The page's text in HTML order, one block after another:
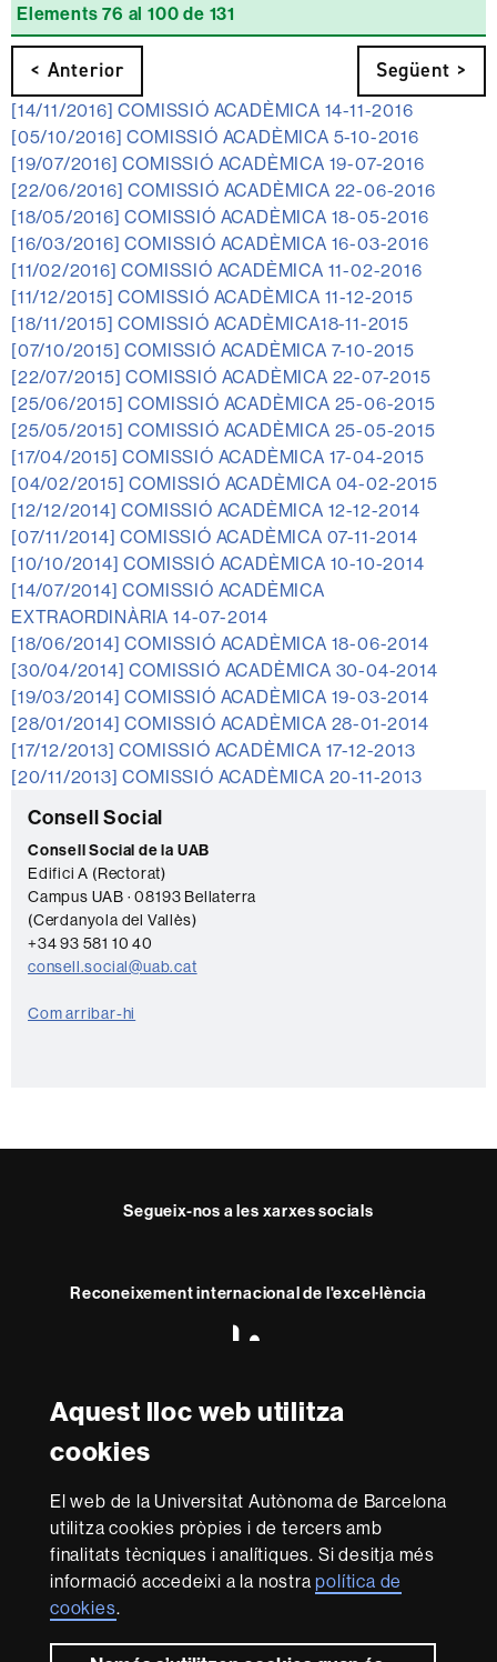
Aquest lloc web utilitza
cookies
El web de la Universitat Autònoma de Barcelona
utilitza cookies pròpies i de tercers amb
finalitats tècniques i analítiques. Si desitja més
informació accedeixi a la nostrapolítica de
cookies.
Elements 76 al 100 de 131
< Anterior Següent >
[14/11/2016] COMISSIÓ ACADÈMICA 14-11-2016
[05/10/2016] COMISSIÓ ACADÈMICA 5-10-2016
[19/07/2016] COMISSIÓ ACADÈMICA 19-07-2016
[22/06/2016] COMISSIÓ ACADÈMICA 22-06-2016
[18/05/2016] COMISSIÓ ACADÈMICA 18-05-2016
[16/03/2016] COMISSIÓ ACADÈMICA 16-03-2016
[11/02/2016] COMISSIÓ ACADÈMICA 11-02-2016
[11/12/2015] COMISSIÓ ACADÈMICA 11-12-2015
[18/11/2015] COMISSIÓ ACADÈMICA18-11-2015
[07/10/2015] COMISSIÓ ACADÈMICA 7-10-2015
[22/07/2015] COMISSIÓ ACADÈMICA 22-07-2015
[25/06/2015] COMISSIÓ ACADÈMICA 25-06-2015
[25/05/2015] COMISSIÓ ACADÈMICA 25-05-2015
[17/04/2015] COMISSIÓ ACADÈMICA 17-04-2015
[04/02/2015] COMISSIÓ ACADÈMICA 04-02-2015
[12/12/2014] COMISSIÓ ACADÈMICA 12-12-2014
[07/11/2014] COMISSIÓ ACADÈMICA 07-11-2014
[10/10/2014] COMISSIÓ ACADÈMICA 10-10-2014
[14/07/2014] COMISSIÓ ACADÈMICA
EXTRAORDINÀRIA 14-07-2014
[18/06/2014] COMISSIÓ ACADÈMICA 18-06-2014
[30/04/2014] COMISSIÓ ACADÈMICA 30-04-2014
[19/03/2014] COMISSIÓ ACADÈMICA 19-03-2014
[28/01/2014] COMISSIÓ ACADÈMICA 28-01-2014
[17/12/2013] COMISSIÓ ACADÈMICA 17-12-2013
[20/11/2013] COMISSIÓ ACADÈMICA 20-11-2013
Informació
complementària
C
o
n
t
a
c
t
Consell Social
Consell Social de la UAB
Edifici A (Rectorat)
Campus UAB · 08193 Bellaterra
(Cerdanyola del Vallès)
+34 93 581 10 40
consell.social@uab.cat
Com arribar-hi
Segueix-nos a les xarxes socials
Reconeixement internacional de l'excel·lència
Research
-
Amb el finançament de
Sobre
aquest
web
El Consell Social és l'òrgan de participació de la societat
en la Universitat. Promou polítiques de qualitat i de
les funcions que té atribuïdes per llei sobre la